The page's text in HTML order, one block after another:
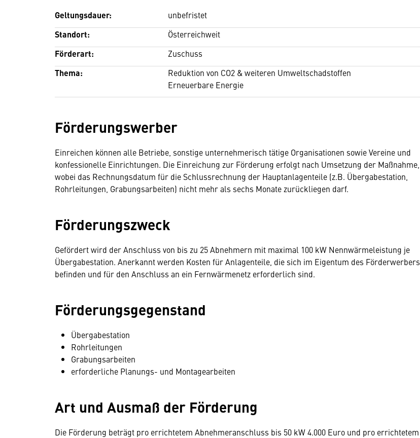
Geltungsdauer: unbefristet
Standort: Österreichweit
Förderart: Zuschuss
Thema:
Reduktion von CO2 & weiteren Umweltschadstoffen
Erneuerbare Energie
Förderungswerber
Einreichen können alle Betriebe, sonstige unternehmerisch tätige Organisationen sowie Vereine und
konfessionelle Einrichtungen. Die Einreichung zur Förderung erfolgt nach Umsetzung der Maßnahme,
wobei das Rechnungsdatum für die Schlussrechnung der Hauptanlagenteile (z.B. Übergabestation,
Rohrleitungen, Grabungsarbeiten) nicht mehr als sechs Monate zurückliegen darf.
Förderungszweck
Gefördert wird der Anschluss von bis zu 25 Abnehmern mit maximal 100 kW Nennwärmeleistung je
Übergabestation. Anerkannt werden Kosten für Anlagenteile, die sich im Eigentum des Förderwerbers
befinden und für den Anschluss an ein Fernwärmenetz erforderlich sind.
Förderungsgegenstand
Übergabestation
Rohrleitungen
Grabungsarbeiten
erforderliche Planungs- und Montagearbeiten
Art und Ausmaß der Förderung
Die Förderung beträgt pro errichtetem Abnehmeranschluss bis 50 kW 4.000 Euro und pro errichtetem